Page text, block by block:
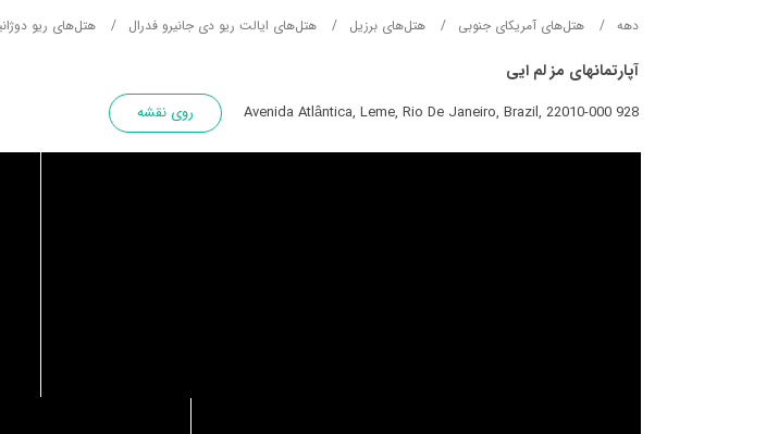
دهه هتل‌های آمریکای جنوبی هتل‌های برزیل هتل‌های ایالت ریو دی جانیرو فدرال هتل‌های ریو
آپارتمانهای مز لم ایی
928 Avenida Atlântica, Leme, Rio De Janeiro, Brazil, 22010-000 روی نقشه